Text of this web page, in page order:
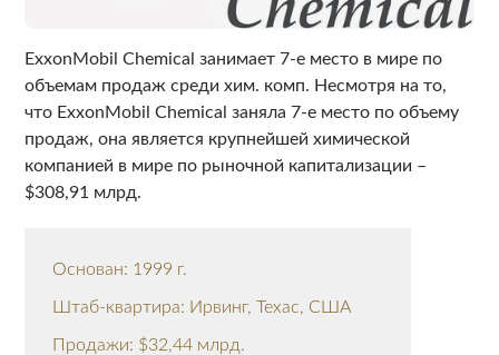
ExxonMobil Chemical занимает 7-е место в мире по
объемам продаж среди хим. комп. Несмотря на то,
что ExxonMobil Chemical заняла 7-е место по объему
продаж, она является крупнейшей химической
компанией в мире по рыночной капитализации –
$308,91 млрд.
Основан: 1999 г.
Штаб-квартира: Ирвинг, Техас, США
Продажи: $32,44 млрд.